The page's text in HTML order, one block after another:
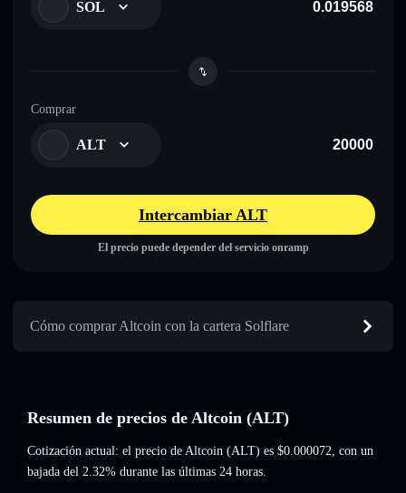
SOL
Comprar
ALT
Intercambiar ALT
El precio puede depender del servicio onramp
Cómo comprar Altcoin con la cartera Solflare
Resumen de precios de Altcoin (ALT)
Cotización actual: el precio de Altcoin (ALT) es $0.000072, con un
bajada del 2.32% durante las últimas 24 horas.